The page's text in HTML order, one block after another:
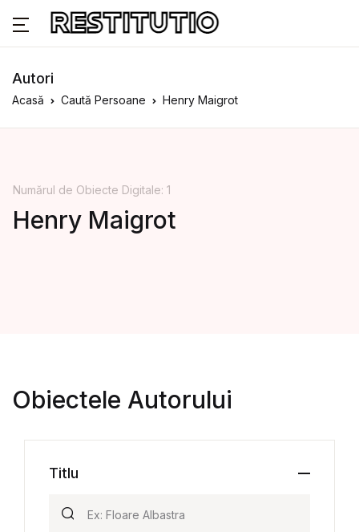
Autori
Acasă Caută Persoane Henry Maigrot
Numărul de Obiecte Digitale: 1
Henry Maigrot
Obiectele Autorului
Titlu